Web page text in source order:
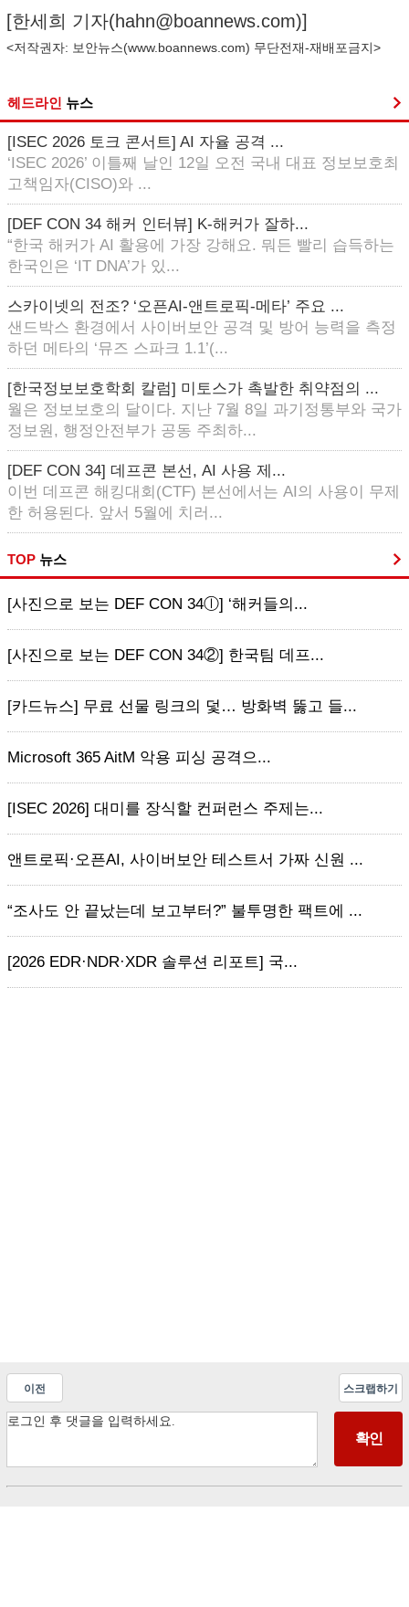
[한세희 기자(hahn@boannews.com)]
<저작권자: 보안뉴스(www.boannews.com) 무단전재-재배포금지>
헤드라인 뉴스
[ISEC 2026 토크 콘서트] AI 자율 공격 ...
‘ISEC 2026’ 이틀째 날인 12일 오전 국내 대표 정보보호최
고책임자(CISO)와 ...
[DEF CON 34 해커 인터뷰] K-해커가 잘하...
“한국 해커가 AI 활용에 가장 강해요. 뭐든 빨리 습득하는
한국인은 ‘IT DNA’가 있...
스카이넷의 전조? ‘오픈AI-앤트로픽-메타’ 주요 ...
샌드박스 환경에서 사이버보안 공격 및 방어 능력을 측정
하던 메타의 ‘뮤즈 스파크 1.1’(...
[한국정보보호학회 칼럼] 미토스가 촉발한 취약점의 ...
월은 정보보호의 달이다. 지난 7월 8일 과기정통부와 국가
정보원, 행정안전부가 공동 주최하...
[DEF CON 34] 데프콘 본선, AI 사용 제...
이번 데프콘 해킹대회(CTF) 본선에서는 AI의 사용이 무제
한 허용된다. 앞서 5월에 치러...
TOP 뉴스
[사진으로 보는 DEF CON 34ⓛ] ‘해커들의...
[사진으로 보는 DEF CON 34②] 한국팀 데프...
[카드뉴스] 무료 선물 링크의 덫… 방화벽 뚫고 들...
Microsoft 365 AitM 악용 피싱 공격으...
[ISEC 2026] 대미를 장식할 컨퍼런스 주제는...
앤트로픽·오픈AI, 사이버보안 테스트서 가짜 신원 ...
“조사도 안 끝났는데 보고부터?” 불투명한 팩트에 ...
[2026 EDR·NDR·XDR 솔루션 리포트] 국...
이전 스크랩하기